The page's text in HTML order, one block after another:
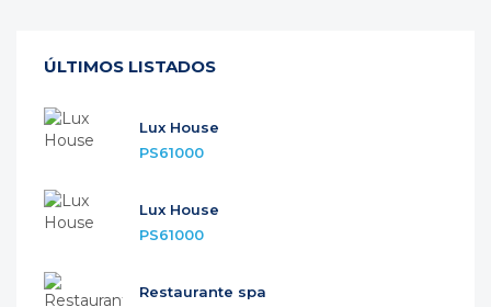
ÚLTIMOS LISTADOS
Lux House
PS61000
Lux House
PS61000
Restaurante spa